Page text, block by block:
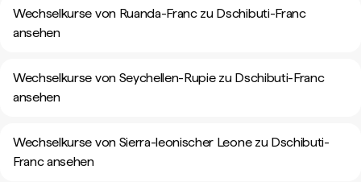
Wechselkurse von Ruanda-Franc zu Dschibuti-Franc
ansehen
Wechselkurse von Seychellen-Rupie zu Dschibuti-Franc
ansehen
Wechselkurse von Sierra-leonischer Leone zu Dschibuti-
Franc ansehen